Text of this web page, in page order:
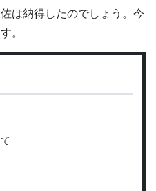
は納得したのでしょう。今
。